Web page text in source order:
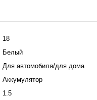
18
Белый
Для автомобиля/для дома
Аккумулятор
1.5